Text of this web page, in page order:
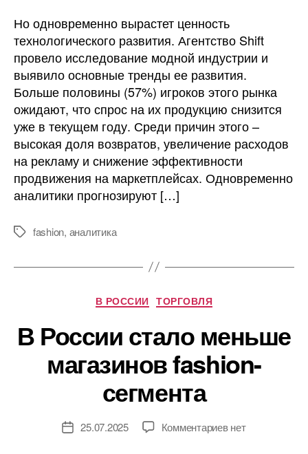
ждет
снижение
спроса
Но одновременно вырастет ценность
технологического развития. Агентство Shift
провело исследование модной индустрии и
выявило основные тренды ее развития.
Больше половины (57%) игроков этого рынка
ожидают, что спрос на их продукцию снизится
уже в текущем году. Среди причин этого –
высокая доля возвратов, увеличение расходов
на рекламу и снижение эффективности
продвижения на маркетплейсах. Одновременно
аналитики прогнозируют […]
Меткиfashion, аналитика
Рубрики
В РОССИИ ТОРГОВЛЯ
В России стало меньше
магазинов fashion-
сегмента
Дата25.07.2025 Комментариевк
нет